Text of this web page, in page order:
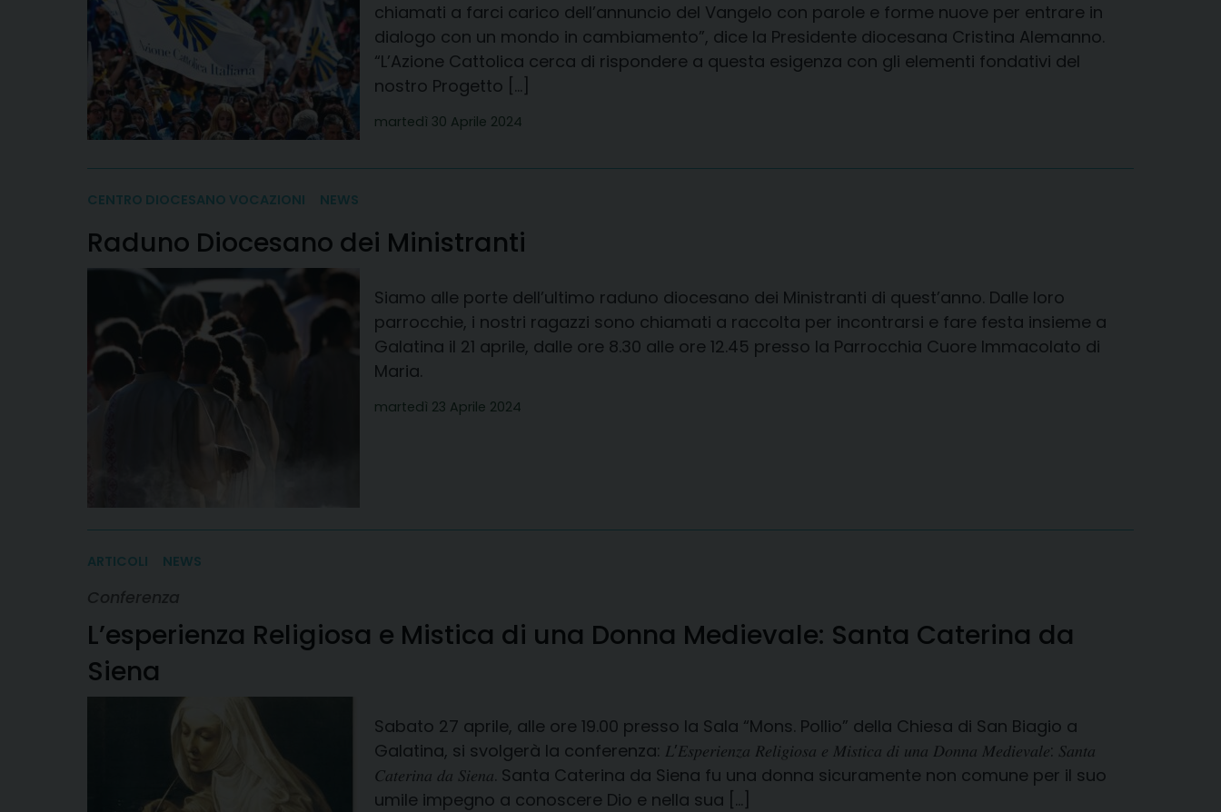
chiamati a farci carico dell’annuncio del Vangelo con parole e forme nuove per entrare in
dialogo con un mondo in cambiamento”, dice la Presidente diocesana Cristina Alemanno.
“L’Azione Cattolica cerca di rispondere a questa esigenza con gli elementi fondativi del
nostro Progetto […]
martedì 30 Aprile 2024
CENTRO DIOCESANO VOCAZIONI NEWS
Raduno Diocesano dei Ministranti
Siamo alle porte dell’ultimo raduno diocesano dei Ministranti di quest’anno. Dalle loro
parrocchie, i nostri ragazzi sono chiamati a raccolta per incontrarsi e fare festa insieme a
Galatina il 21 aprile, dalle ore 8.30 alle ore 12.45 presso la Parrocchia Cuore Immacolato di
Maria.
martedì 23 Aprile 2024
ARTICOLI NEWS
Conferenza
L’esperienza Religiosa e Mistica di una Donna Medievale: Santa Caterina da
Siena
Sabato 27 aprile, alle ore 19.00 presso la Sala “Mons. Pollio” della Chiesa di San Biagio a
Galatina, si svolgerà la conferenza: 𝐿’𝐸𝑠𝑝𝑒𝑟𝑖𝑒𝑛𝑧𝑎 𝑅𝑒𝑙𝑖𝑔𝑖𝑜𝑠𝑎 𝑒 𝑀𝑖𝑠𝑡𝑖𝑐𝑎 𝑑𝑖 𝑢𝑛𝑎 𝐷𝑜𝑛𝑛𝑎 𝑀𝑒𝑑𝑖𝑒𝑣𝑎𝑙𝑒: 𝑆𝑎𝑛𝑡𝑎
𝐶𝑎𝑡𝑒𝑟𝑖𝑛𝑎 𝑑𝑎 𝑆𝑖𝑒𝑛𝑎. Santa Caterina da Siena fu una donna sicuramente non comune per il suo
umile impegno a conoscere Dio e nella sua […]